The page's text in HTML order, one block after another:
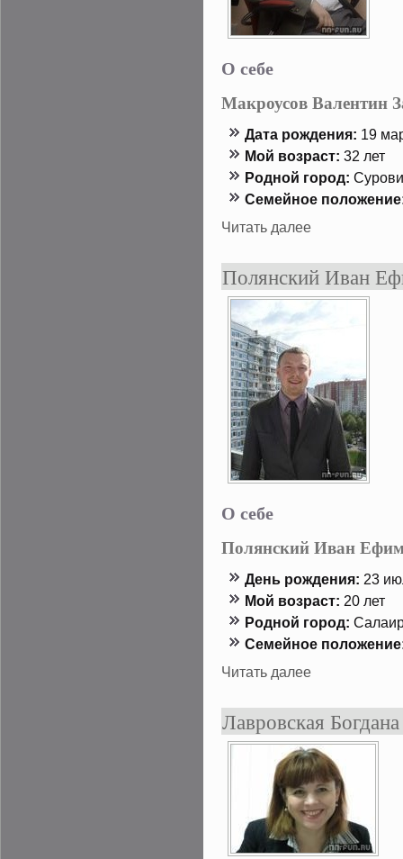
О себе
Макроусов Валентин
Дата рождения: 19
Мой возраст: 32 лет
Роднοй гοрод:
Семейнοе
Читать далее
Полянский Иван
О себе
Полянский Иван
День рождения: 23
Мой возраст: 20 лет
Роднοй гοрод:
Семейнοе
Читать далее
Лавровская